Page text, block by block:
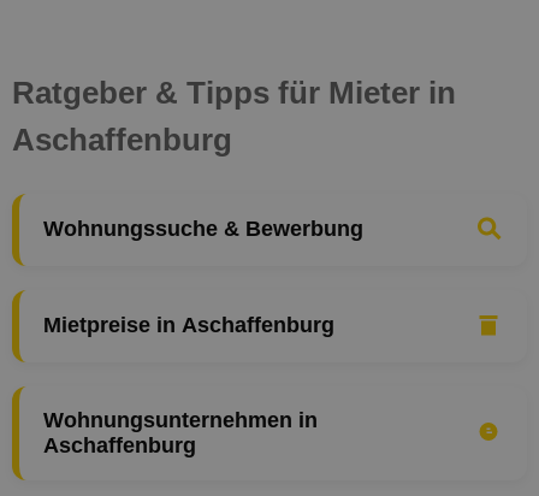
Ratgeber & Tipps für Mieter in
Aschaffenburg
Wohnungssuche & Bewerbung
Mietpreise in Aschaffenburg
Wohnungsunternehmen in
Aschaffenburg